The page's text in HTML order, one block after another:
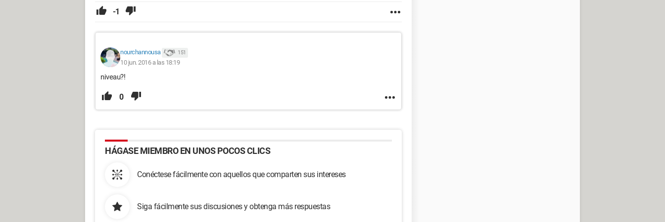
-1
nourchannousa 151
10 jun. 2016 a las 18:19
niveau?!
0
HÁGASE MIEMBRO EN UNOS POCOS CLICS
Conéctese fácilmente con aquellos que comparten sus intereses
Siga fácilmente sus discusiones y obtenga más respuestas